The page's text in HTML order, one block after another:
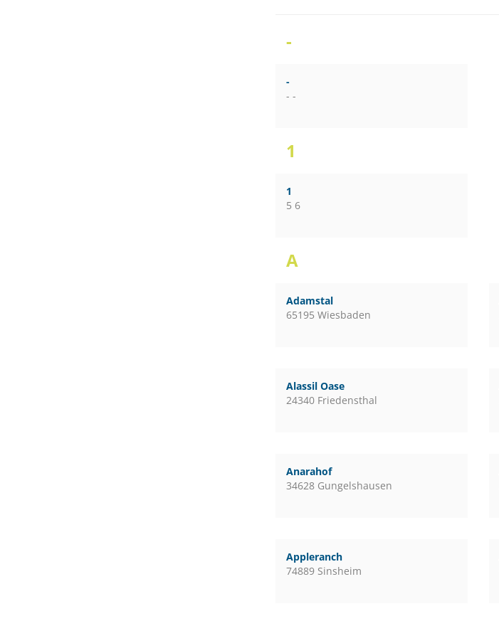
-
-
- -
1
1
5 6
A
Adamstal
65195 Wiesbaden
Alassil Oase
24340 Friedensthal
Anarahof
34628 Gungelshausen
Appleranch
74889 Sinsheim